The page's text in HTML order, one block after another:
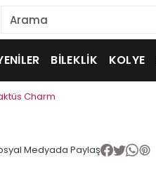
BİLEKLİK KOLYE
Charm
Medyada Paylaş